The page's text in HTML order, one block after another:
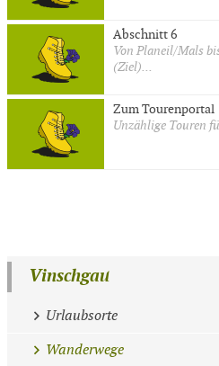
Abschnitt 6
Von Planeil/Mals
(Ziel)...
Zum Tourenportal
Unzählige Touren
Vinschgau
Urlaubsorte
Wanderwege